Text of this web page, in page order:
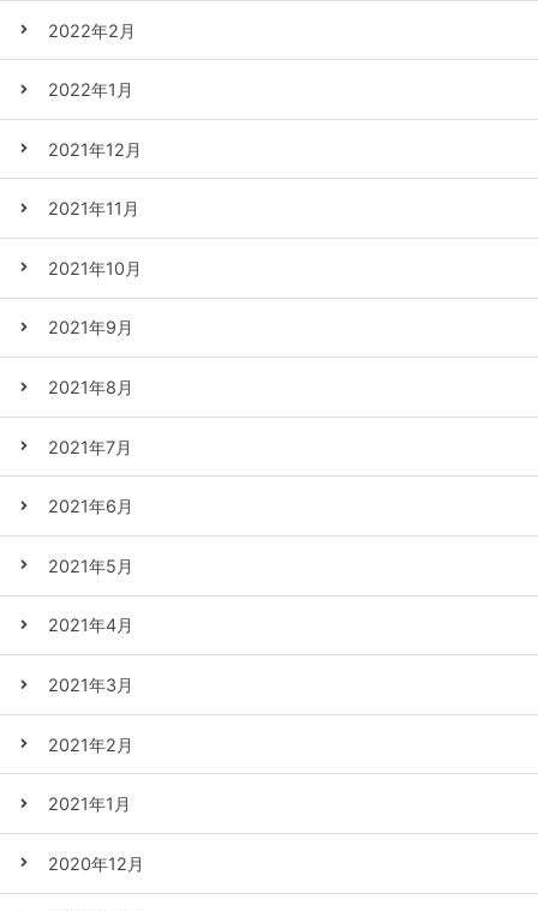
2022年2月
2022年1月
2021年12月
2021年11月
2021年10月
2021年9月
2021年8月
2021年7月
2021年6月
2021年5月
2021年4月
2021年3月
2021年2月
2021年1月
2020年12月